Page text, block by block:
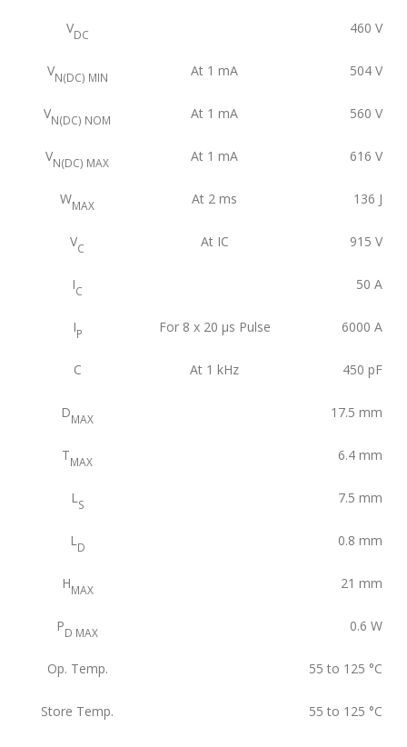
VDC 460 V
VN(DC) MIN At 1 mA 504 V
VN(DC) NOM At 1 mA 560 V
VN(DC) MAX At 1 mA 616 V
WMAX At 2 ms 136 J
VC At IC 915 V
IC 50 A
IP For 8 x 20 μs Pulse 6000 A
C At 1 kHz 450 pF
DMAX 17.5 mm
TMAX 6.4 mm
LS 7.5 mm
LD 0.8 mm
HMAX 21 mm
PD MAX 0.6 W
Op. Temp. 55 to 125 °C
Store Temp. 55 to 125 °C